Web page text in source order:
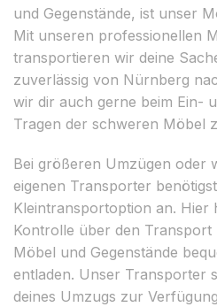
und Gegenstände, ist unser
Mit unseren professionellen
transportieren wir deine
zuverlässig von Nürnberg
wir dir auch gerne beim Ein-
Tragen der schweren Möbel
Bei größeren Umzügen oder
eigenen Transporter
Kleintransportoption an. Hier
Kontrolle über den Transport
Möbel und Gegenstände
entladen. Unser Transporter
deines Umzugs zur